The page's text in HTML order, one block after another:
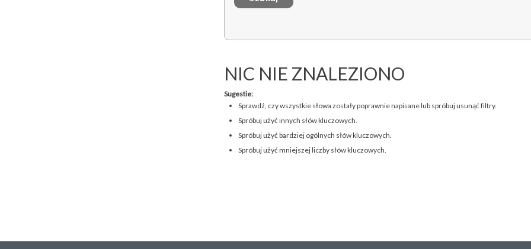
NIC NIE ZNALEZIONO
Sugestie:
Sprawdź, czy wszystkie słowa zostały poprawnie napisane lub spróbuj usunąć filtry.
Spróbuj użyć innych słów kluczowych.
Spróbuj użyć bardziej ogólnych słów kluczowych.
Spróbuj użyć mniejszej liczby słów kluczowych.